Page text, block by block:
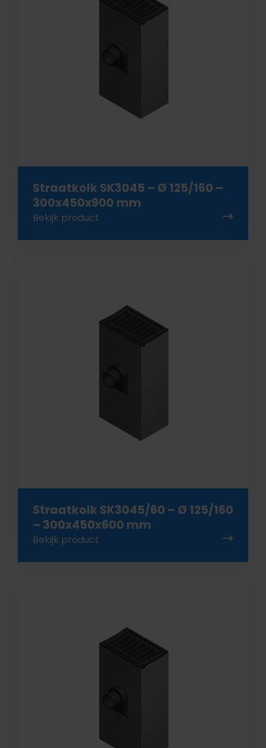
Straatkolk SK3045 – Ø 125/160 –
300x450x900 mm
Bekijk product
Straatkolk SK3045/60 – Ø 125/160
– 300x450x600 mm
Bekijk product